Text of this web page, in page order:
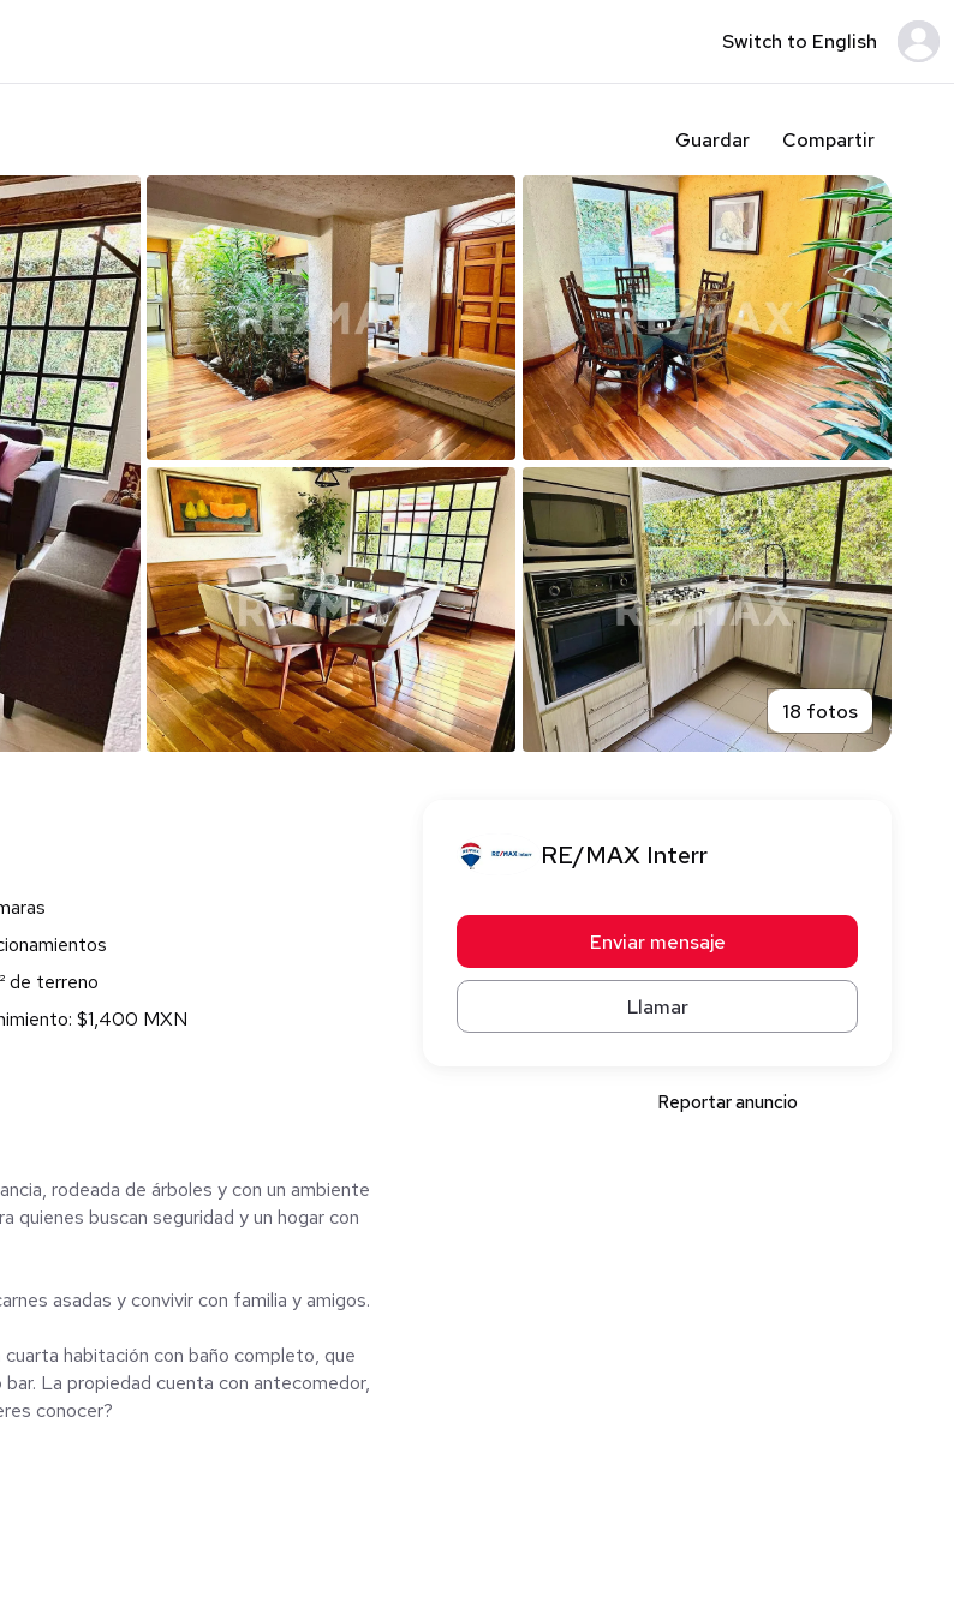
Switch to English
Guardar Compartir
18 fotos
de terreno
$1,400 MXN
rodeada de árboles y con un ambiente
quienes buscan seguridad y un hogar con
asadas y convivir con familia y amigos.
habitación con baño completo, que
La propiedad cuenta con antecomedor,
conocer?
al Consumidor, bajo el número
24, fracción XV, 73, 85 Y 87 de la
RE/MAX Interr
Enviar mensaje
Llamar
Reportar anuncio